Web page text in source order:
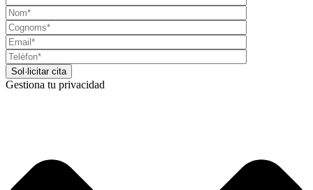
Gestiona tu privacidad